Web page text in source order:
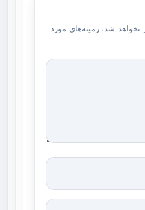
شد. زمینه‌های مورد